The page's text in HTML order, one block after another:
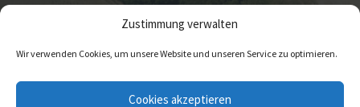
Zustimmung verwalten
Wir verwenden Cookies, um unsere Website und unseren Service zu optimieren.
Cookies akzeptieren
gibt es unterDorfwerkstattund
https://www.digitale-doerfer.de!